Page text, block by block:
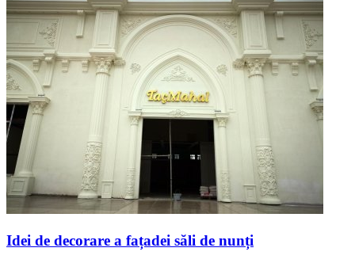
Idei de decorare a fațadei săli de nunți